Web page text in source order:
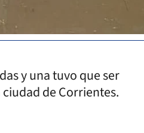
y una tuvo que ser
de Corrientes.